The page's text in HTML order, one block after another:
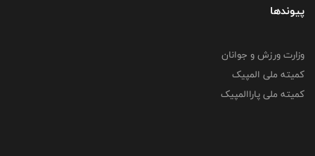
پیوندها
وزارت ورزش و جوانان
کمیته ملی المپیک
کمیته ملی پاراالمپیک